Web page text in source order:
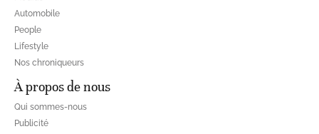
Automobile
People
Lifestyle
Nos chroniqueurs
À propos de nous
Qui sommes-nous
Publicité